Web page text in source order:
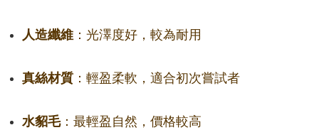
人造纖維 ：光澤度好，較為耐用
真絲材質 ：輕盈柔軟，適合初次嘗試者
水貂毛：最輕盈自然，價格較高